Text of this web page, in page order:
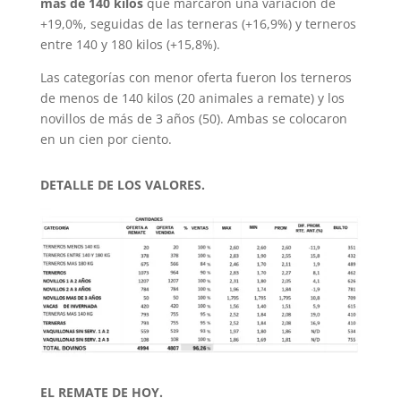
+19,0%, seguidas de las terneras (+16,9%) y terneros
entre 140 y 180 kilos (+15,8%).
Las categorías con menor oferta fueron los terneros
de menos de 140 kilos (20 animales a remate) y los
novillos de más de 3 años (50). Ambas se colocaron
en un cien por ciento.
DETALLE DE LOS VALORES.
EL REMATE DE HOY.